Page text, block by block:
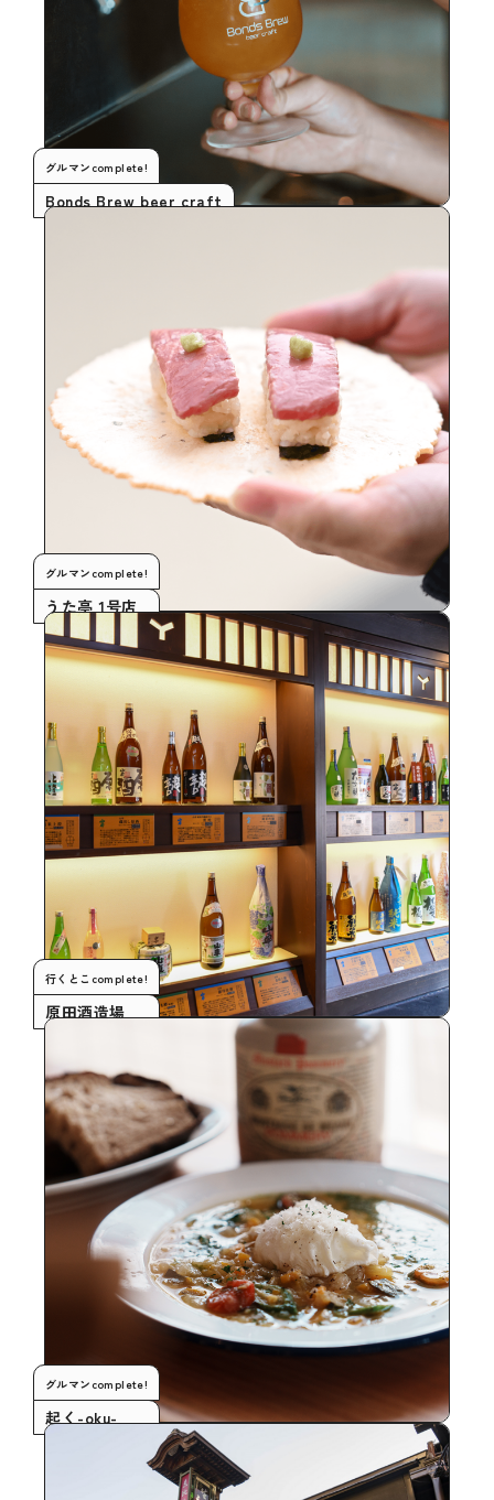
グルマンcomplete!
Bonds Brew beer craft
グルマンcomplete!
うた亭 1号店
行くとこcomplete!
原田酒造場
グルマンcomplete!
起く-oku-